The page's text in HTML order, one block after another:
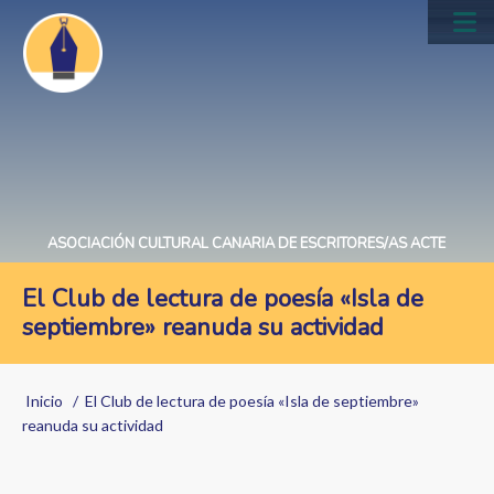
Pasar
contenido
principal
ASOCIACIÓN CULTURAL CANARIA DE ESCRITORES/AS ACTE
El Club de lectura de poesía «Isla de
septiembre» reanuda su actividad
Sobrescribir
enlaces
Inicio
El Club de lectura de poesía «Isla de septiembre»
reanuda su actividad